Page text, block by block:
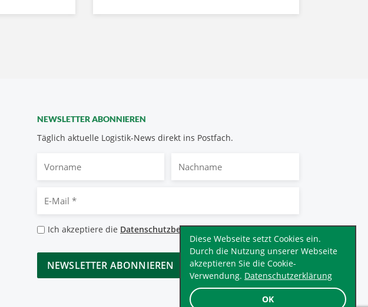
OK
Diese Webseite setzt Cookies ein.
Durch die Nutzung unserer Webseite
akzeptieren Sie die Cookie-
Verwendung. Datenschutzerklärung
NEWSLETTER ABONNIEREN
Täglich aktuelle Logistik-News direkt ins Postfach.
Mail
Datenschutzbestimmungen
Ich akzeptiere die Datenschutzbestimmungen.*
CAPTCHA